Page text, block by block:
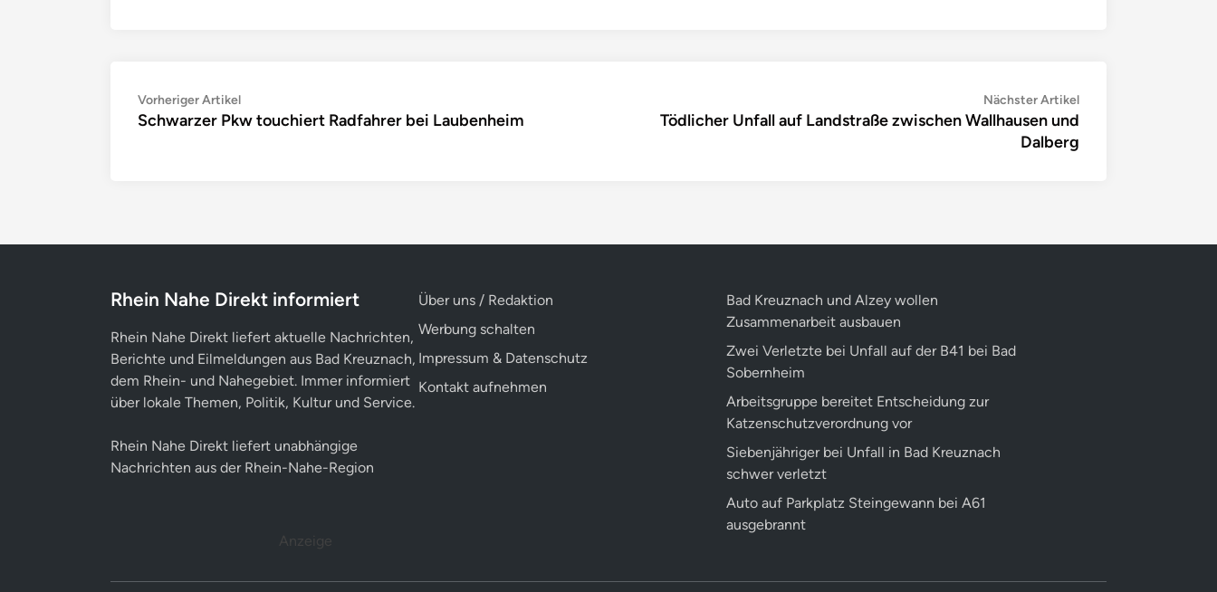
Beitragsnavigation
Vorheriger ArtikelVorheriger
Artikel:
Schwarzer Pkw touchiert Radfahrer bei Laubenheim
Nächster ArtikelNächster
Tödlicher Unfall auf Landstraße zwischen Wallhausen und
Dalberg
Rhein Nahe Direkt informiert
Rhein Nahe Direkt liefert aktuelle Nachrichten,
Berichte und Eilmeldungen aus Bad Kreuznach,
dem Rhein- und Nahegebiet. Immer informiert
über lokale Themen, Politik, Kultur und Service.
Rhein Nahe Direkt liefert unabhängige
Nachrichten aus der Rhein-Nahe-Region
Über uns / Redaktion
Werbung schalten
Impressum & Datenschutz
Kontakt aufnehmen
Bad Kreuznach und Alzey wollen
Zusammenarbeit ausbauen
Zwei Verletzte bei Unfall auf der B41 bei Bad
Sobernheim
Arbeitsgruppe bereitet Entscheidung zur
Katzenschutzverordnung vor
Siebenjähriger bei Unfall in Bad Kreuznach
schwer verletzt
Auto auf Parkplatz Steingewann bei A61
ausgebrannt
Anzeige